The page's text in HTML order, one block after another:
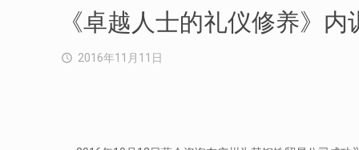
《卓越人士的礼仪修养》内
2016年11月11日